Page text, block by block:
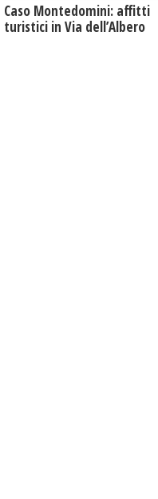
Caso Montedomini: affitti
turistici in Via dell’Albero